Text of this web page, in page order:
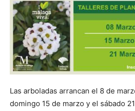
Las arboladas arrancan el 8 de
domingo 15 de marzo y el sábado